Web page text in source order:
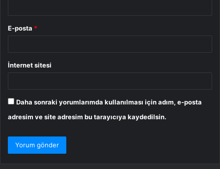
E-posta *
İnternet sitesi
Daha sonraki yorumlarımda kullanılması için adım, e-posta
adresim ve site adresim bu tarayıcıya kaydedilsin.